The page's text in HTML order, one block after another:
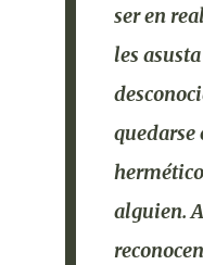
ser en
les
quedarse
alguien.